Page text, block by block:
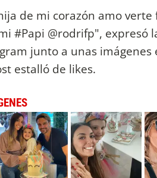
de mi corazón amo
#Papi @rodrifp", expresó
junto a unas
estalló de likes.